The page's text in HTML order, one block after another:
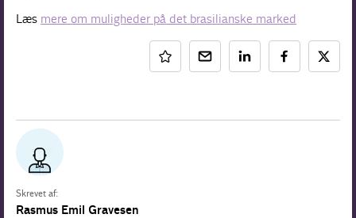
Læs mere om muligheder på det brasilianske marked
Skrevet af:
Rasmus Emil Gravesen